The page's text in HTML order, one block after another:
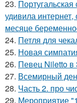
23.
удивила
месяце
24. Петля для
25. Новая
26. Певец Niletto в
27. Всемирный
28. Часть 2. про
29. Мероприятие